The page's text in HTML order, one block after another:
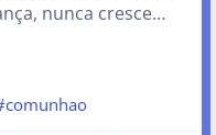
nunca cresce…